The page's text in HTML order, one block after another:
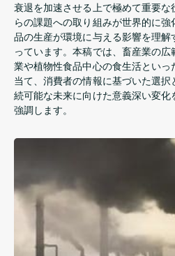
衰退を加速させる上で極めて重要
らの課題への取り組みが世界的に
品の生産が環境に与える影響を理
っています。本稿では、畜産業の
業や植物性食品中心の食生活とい
当て、消費者の情報に基づいた選
続可能な未来に向けた意義深い変
強調します。